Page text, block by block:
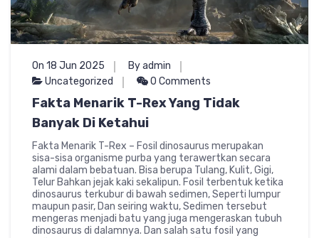
On 18 Jun 2025
By admin
Uncategorized
0 Comments
Fakta Menarik T-Rex Yang Tidak
Banyak Di Ketahui
Fakta Menarik T-Rex – Fosil dinosaurus merupakan
sisa-sisa organisme purba yang terawertkan secara
alami dalam bebatuan. Bisa berupa Tulang, Kulit, Gigi,
Telur Bahkan jejak kaki sekalipun. Fosil terbentuk ketika
dinosaurus terkubur di bawah sedimen, Seperti lumpur
maupun pasir, Dan seiring waktu, Sedimen tersebut
mengeras menjadi batu yang juga mengeraskan tubuh
dinosaurus di dalamnya. Dan salah satu fosil yang